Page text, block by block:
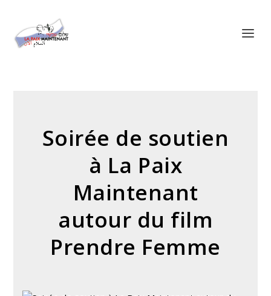
Soirée de soutien
à La Paix
Maintenant
autour du film
Prendre Femme